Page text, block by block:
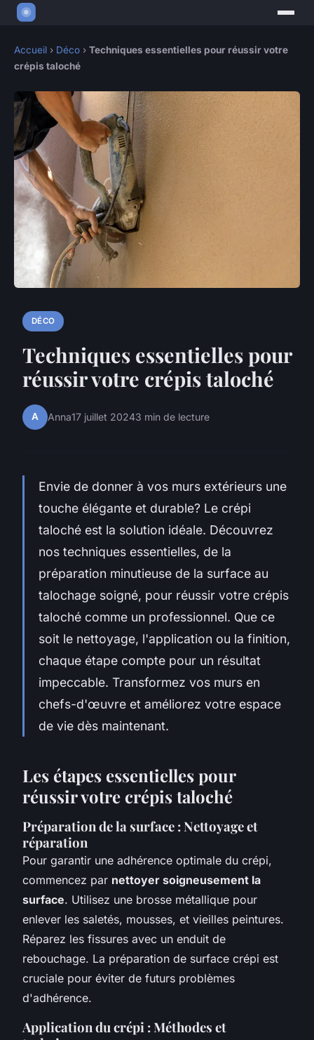
Accueil › Déco › Techniques essentielles pour réussir votre
crépis taloché
DÉCO
Techniques essentielles pour
réussir votre crépis taloché
A Anna17 juillet 20243 min de lecture
Envie de donner à vos murs extérieurs une
touche élégante et durable? Le crépi
taloché est la solution idéale. Découvrez
nos techniques essentielles, de la
préparation minutieuse de la surface au
talochage soigné, pour réussir votre crépis
taloché comme un professionnel. Que ce
soit le nettoyage, l'application ou la finition,
chaque étape compte pour un résultat
impeccable. Transformez vos murs en
chefs-d'œuvre et améliorez votre espace
de vie dès maintenant.
Les étapes essentielles pour
réussir votre crépis taloché
Préparation de la surface : Nettoyage et
réparation
Pour garantir une adhérence optimale du crépi,
commencez par nettoyer soigneusement la
surface. Utilisez une brosse métallique pour
enlever les saletés, mousses, et vieilles peintures.
Réparez les fissures avec un enduit de
rebouchage. La préparation de surface crépi est
cruciale pour éviter de futurs problèmes
d'adhérence.
Application du crépi : Méthodes et